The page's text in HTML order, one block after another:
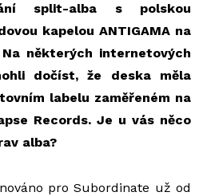
split-alba s polskou
kapelou ANTIGAMA na
některých internetových
dočíst, že deska měla
labelu zaměřeném na
Records. Je u vás něco
alba?
pro Subordinate už od